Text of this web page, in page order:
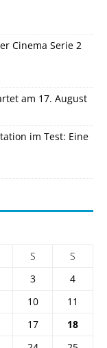
Cinema Serie 2
am 17. August
im Test: Eine
S
S
3
4
10
11
17
18